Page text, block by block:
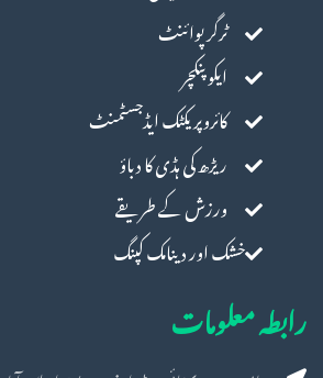
ٹرگر پوائنٹ
ایکوپنکچر
کائروپریکٹک ایڈجسٹمنٹ
ریڑھ کی ہڈی کا دباؤ
ورزش کے طریقے
خشک اور دینامک کپنگ
رابطہ معلومات